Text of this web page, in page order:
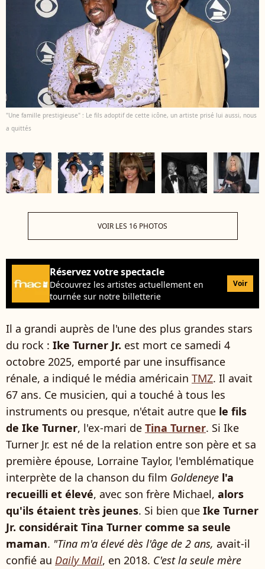
"Une famille prestigieuse" : Le fils adoptif de cette icône, un artiste prisé lui aussi, nous
a quittés
VOIR LES 16 PHOTOS
Réservez votre spectacle
Découvrez les artistes actuellement en
tournée sur notre billetterie
Voir
Il a grandi auprès de l'une des plus grandes stars
du rock : Ike Turner Jr. est mort ce samedi 4
octobre 2025, emporté par une insuffisance
rénale, a indiqué le média américain TMZ. Il avait
67 ans. Ce musicien, qui a touché à tous les
instruments ou presque, n'était autre que le fils
de Ike Turner, l'ex-mari de Tina Turner. Si Ike
Turner Jr. est né de la relation entre son père et sa
première épouse, Lorraine Taylor, l'emblématique
interprète de la chanson du film Goldeneye l'a
recueilli et élevé, avec son frère Michael, alors
qu'ils étaient très jeunes. Si bien que Ike Turner
Jr. considérait Tina Turner comme sa seule
maman. "Tina m'a élevé dès l'âge de 2 ans, avait-il
confié au Daily Mail, en 2018. C'est la seule mère